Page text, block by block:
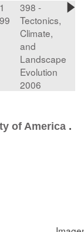
398 -
Tectonics,
Climate,
and
Landscape
Evolution
2006
of America .